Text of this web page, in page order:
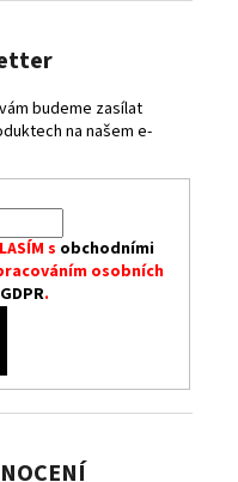
budeme zasílat
na našem e-
s obchodními
osobních
GDPR.